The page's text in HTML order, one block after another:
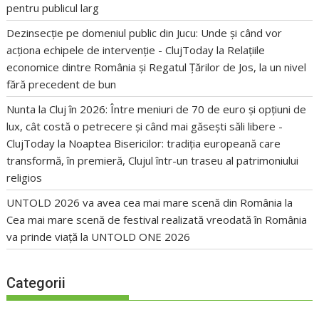
pentru publicul larg
Dezinsecție pe domeniul public din Jucu: Unde și când vor
acționa echipele de intervenție - ClujToday la Relațiile
economice dintre România și Regatul Țărilor de Jos, la un nivel
fără precedent de bun
Nunta la Cluj în 2026: Între meniuri de 70 de euro și opțiuni de
lux, cât costă o petrecere și când mai găsești săli libere -
ClujToday la Noaptea Bisericilor: tradiția europeană care
transformă, în premieră, Clujul într-un traseu al patrimoniului
religios
UNTOLD 2026 va avea cea mai mare scenă din România la
Cea mai mare scenă de festival realizată vreodată în România
va prinde viață la UNTOLD ONE 2026
Categorii